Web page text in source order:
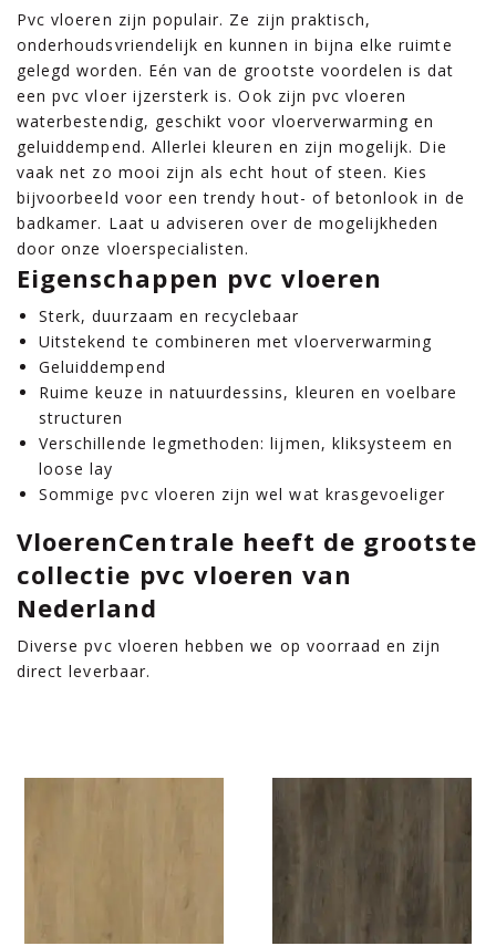
Pvc vloeren zijn populair. Ze zijn praktisch,
onderhoudsvriendelijk en kunnen in bijna elke ruimte
gelegd worden. Eén van de grootste voordelen is dat
een pvc vloer ijzersterk is. Ook zijn pvc vloeren
waterbestendig, geschikt voor vloerverwarming en
geluiddempend. Allerlei kleuren en zijn mogelijk. Die
vaak net zo mooi zijn als echt hout of steen. Kies
bijvoorbeeld voor een trendy hout- of betonlook in de
badkamer. Laat u adviseren over de mogelijkheden
door onze vloerspecialisten.
Eigenschappen pvc vloeren
Sterk, duurzaam en recyclebaar
Uitstekend te combineren met vloerverwarming
Geluiddempend
Ruime keuze in natuurdessins, kleuren en voelbare
structuren
Verschillende legmethoden: lijmen, kliksysteem en
loose lay
Sommige pvc vloeren zijn wel wat krasgevoeliger
VloerenCentrale heeft de grootste
collectie pvc vloeren van
Nederland
Diverse pvc vloeren hebben we op voorraad en zijn
direct leverbaar.